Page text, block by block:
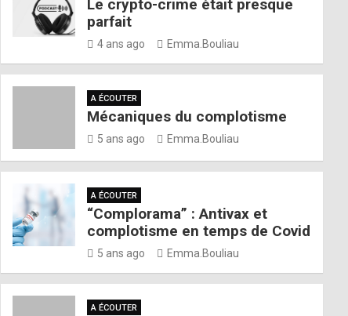
Le crypto-crime était presque
parfait
4 ans ago Emma.Bouliau
A ÉCOUTER
Mécaniques du complotisme
5 ans ago Emma.Bouliau
A ÉCOUTER
“Complorama” : Antivax et
complotisme en temps de Covid
5 ans ago Emma.Bouliau
A ÉCOUTER